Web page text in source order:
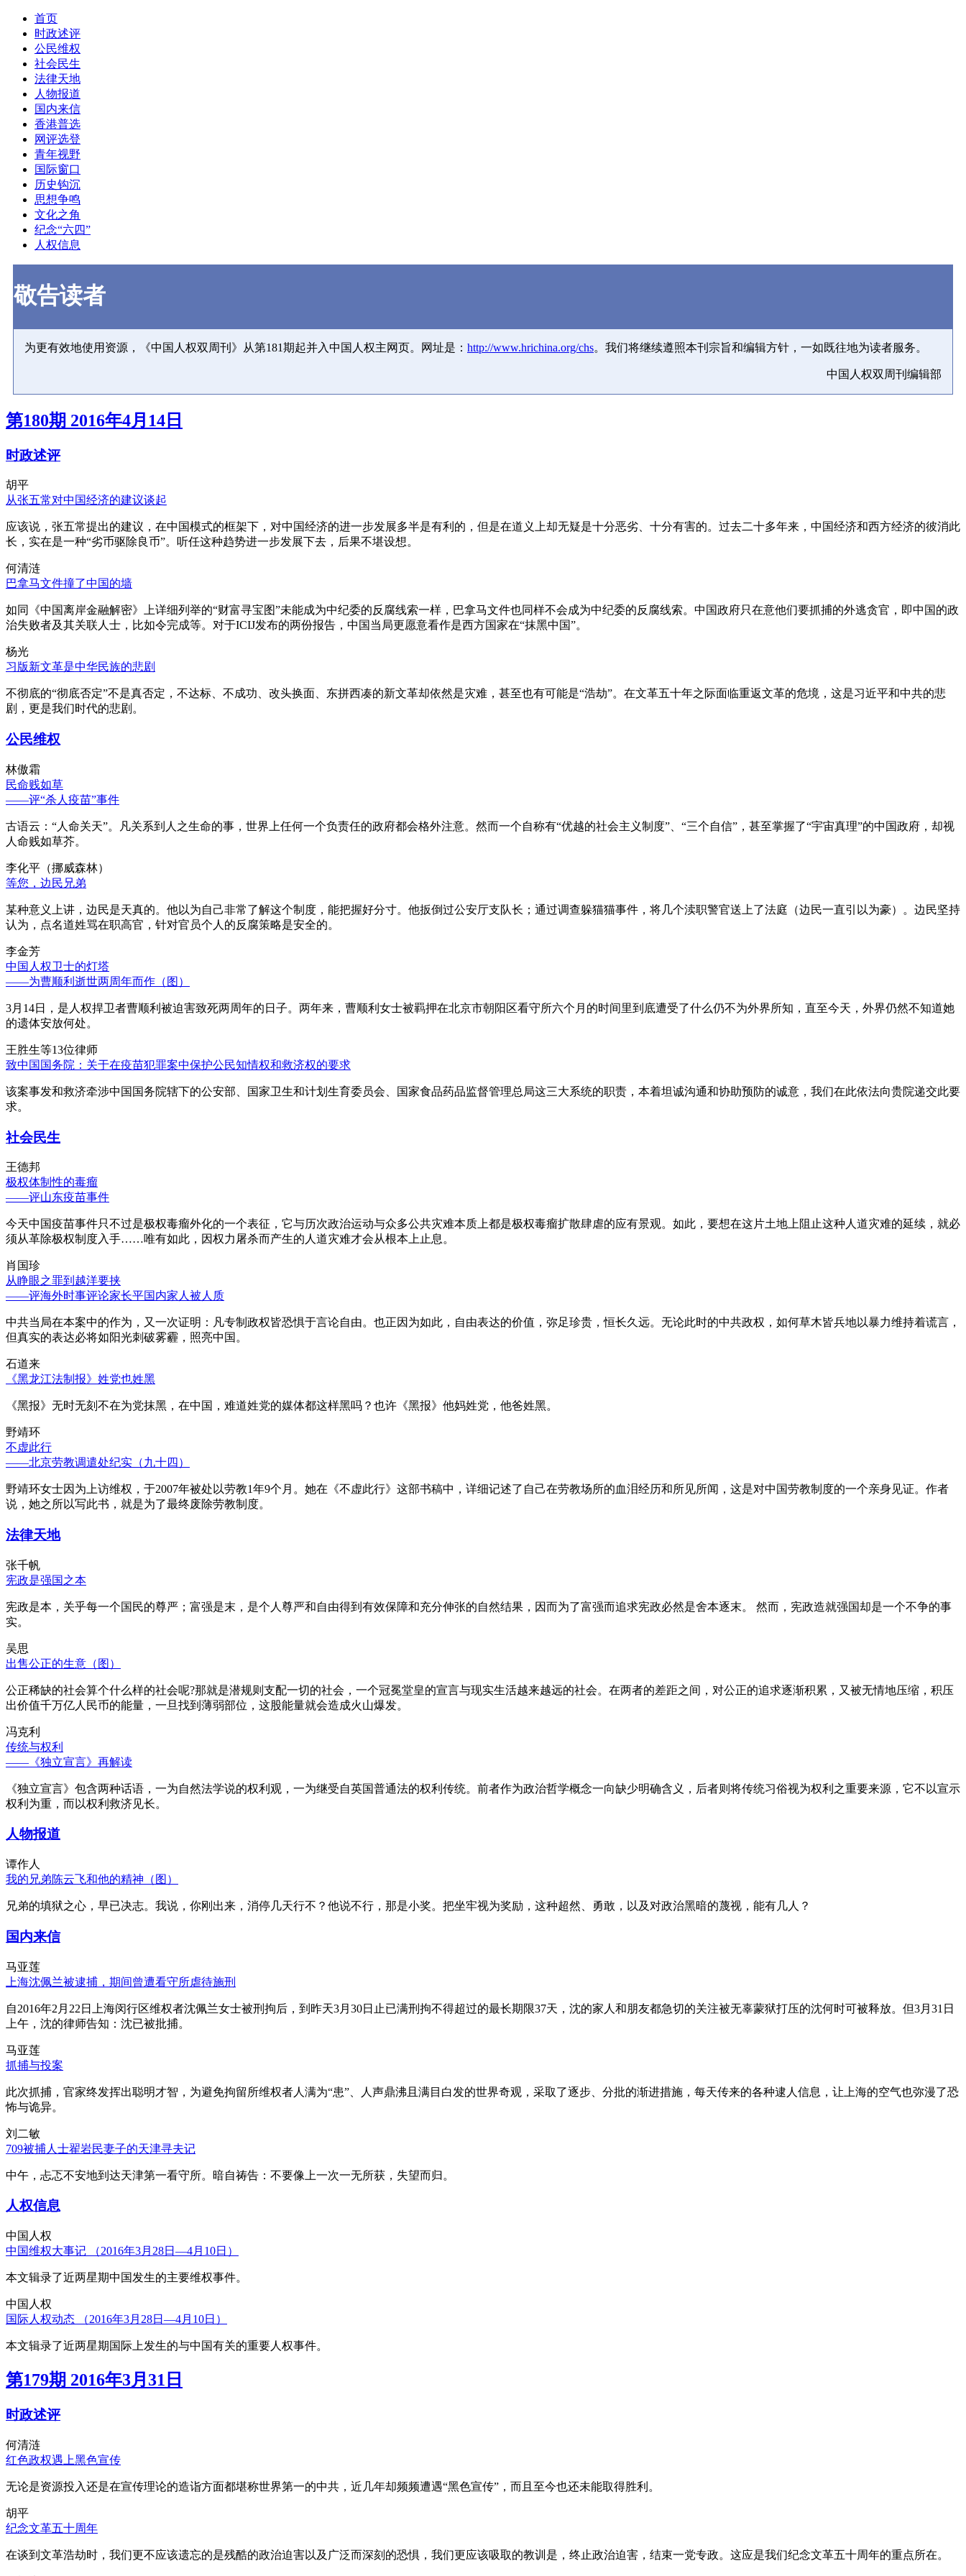
首页
时政述评
公民维权
社会民生
法律天地
人物报道
国内来信
香港普选
网评选登
青年视野
国际窗口
历史钩沉
思想争鸣
文化之角
纪念“六四”
人权信息
敬告读者
为更有效地使用资源，《中国人权双周刊》从第181期起并入中国人权主网页。网址是： http://www.hrichina.org/chs。我们将继续遵照本刊宗旨和编辑方针，一如既往地为读者服务。
中国人权双周刊编辑部
第180期 2016年4月14日
时政述评
胡平
从张五常对中国经济的建议谈起
应该说，张五常提出的建议，在中国模式的框架下，对中国经济的进一步发展多半是有利的，但是在道义上却无疑是十分恶劣、十分有害的。过去二十多年来，中国经济和西方经济的彼消此
长，实在是一种“劣币驱除良币”。听任这种趋势进一步发展下去，后果不堪设想。
何清涟
巴拿马文件撞了中国的墙
如同《中国离岸金融解密》上详细列举的“财富寻宝图”未能成为中纪委的反腐线索一样，巴拿马文件也同样不会成为中纪委的反腐线索。中国政府只在意他们要抓捕的外逃贪官，即中国的政
治失败者及其关联人士，比如令完成等。对于ICIJ发布的两份报告，中国当局更愿意看作是西方国家在“抹黑中国”。
杨光
习版新文革是中华民族的悲剧
不彻底的“彻底否定”不是真否定，不达标、不成功、改头换面、东拼西凑的新文革却依然是灾难，甚至也有可能是“浩劫”。在文革五十年之际面临重返文革的危境，这是习近平和中共的悲
剧，更是我们时代的悲剧。
公民维权
林傲霜
民命贱如草
——评“杀人疫苗”事件
古语云：“人命关天”。凡关系到人之生命的事，世界上任何一个负责任的政府都会格外注意。然而一个自称有“优越的社会主义制度”、“三个自信”，甚至掌握了“宇宙真理”的中国政府，却视
人命贱如草芥。
李化平（挪威森林）
等您，边民兄弟
某种意义上讲，边民是天真的。他以为自己非常了解这个制度，能把握好分寸。他扳倒过公安厅支队长；通过调查躲猫猫事件，将几个渎职警官送上了法庭（边民一直引以为豪）。边民坚持
认为，点名道姓骂在职高官，针对官员个人的反腐策略是安全的。
李金芳
中国人权卫士的灯塔
——为曹顺利逝世两周年而作（图）
3月14日，是人权捍卫者曹顺利被迫害致死两周年的日子。两年来，曹顺利女士被羁押在北京市朝阳区看守所六个月的时间里到底遭受了什么仍不为外界所知，直至今天，外界仍然不知道她
的遗体安放何处。
王胜生等13位律师
致中国国务院：关于在疫苗犯罪案中保护公民知情权和救济权的要求
该案事发和救济牵涉中国国务院辖下的公安部、国家卫生和计划生育委员会、国家食品药品监督管理总局这三大系统的职责，本着坦诚沟通和协助预防的诚意，我们在此依法向贵院递交此要
求。
社会民生
王德邦
极权体制性的毒瘤
——评山东疫苗事件
今天中国疫苗事件只不过是极权毒瘤外化的一个表征，它与历次政治运动与众多公共灾难本质上都是极权毒瘤扩散肆虐的应有景观。如此，要想在这片土地上阻止这种人道灾难的延续，就必
须从革除极权制度入手……唯有如此，因权力屠杀而产生的人道灾难才会从根本上止息。
肖国珍
从睁眼之罪到越洋要挟
——评海外时事评论家长平国内家人被人质
中共当局在本案中的作为，又一次证明：凡专制政权皆恐惧于言论自由。也正因为如此，自由表达的价值，弥足珍贵，恒长久远。无论此时的中共政权，如何草木皆兵地以暴力维持着谎言，
但真实的表达必将如阳光刺破雾霾，照亮中国。
石道来
《黑龙江法制报》姓党也姓黑
《黑报》无时无刻不在为党抹黑，在中国，难道姓党的媒体都这样黑吗？也许《黑报》他妈姓党，他爸姓黑。
野靖环
不虚此行
——北京劳教调遣处纪实（九十四）
野靖环女士因为上访维权，于2007年被处以劳教1年9个月。她在《不虚此行》这部书稿中，详细记述了自己在劳教场所的血泪经历和所见所闻，这是对中国劳教制度的一个亲身见证。作者
说，她之所以写此书，就是为了最终废除劳教制度。
法律天地
张千帆
宪政是强国之本
宪政是本，关乎每一个国民的尊严；富强是末，是个人尊严和自由得到有效保障和充分伸张的自然结果，因而为了富强而追求宪政必然是舍本逐末。 然而，宪政造就强国却是一个不争的事
实。
吴思
出售公正的生意（图）
公正稀缺的社会算个什么样的社会呢?那就是潜规则支配一切的社会，一个冠冕堂皇的宣言与现实生活越来越远的社会。在两者的差距之间，对公正的追求逐渐积累，又被无情地压缩，积压
出价值千万亿人民币的能量，一旦找到薄弱部位，这股能量就会造成火山爆发。
冯克利
传统与权利
——《独立宣言》再解读
《独立宣言》包含两种话语，一为自然法学说的权利观，一为继受自英国普通法的权利传统。前者作为政治哲学概念一向缺少明确含义，后者则将传统习俗视为权利之重要来源，它不以宣示
权利为重，而以权利救济见长。
人物报道
谭作人
我的兄弟陈云飞和他的精神（图）
兄弟的填狱之心，早已决志。我说，你刚出来，消停几天行不？他说不行，那是小奖。把坐牢视为奖励，这种超然、勇敢，以及对政治黑暗的蔑视，能有几人？
国内来信
马亚莲
上海沈佩兰被逮捕，期间曾遭看守所虐待施刑
自2016年2月22日上海闵行区维权者沈佩兰女士被刑拘后，到昨天3月30日止已满刑拘不得超过的最长期限37天，沈的家人和朋友都急切的关注被无辜蒙狱打压的沈何时可被释放。但3月31日
上午，沈的律师告知：沈已被批捕。
马亚莲
抓捕与投案
此次抓捕，官家终发挥出聪明才智，为避免拘留所维权者人满为“患”、人声鼎沸且满目白发的世界奇观，采取了逐步、分批的渐进措施，每天传来的各种逮人信息，让上海的空气也弥漫了恐
怖与诡异。
刘二敏
709被捕人士翟岩民妻子的天津寻夫记
中午，忐忑不安地到达天津第一看守所。暗自祷告：不要像上一次一无所获，失望而归。
人权信息
中国人权
中国维权大事记 （2016年3月28日—4月10日）
本文辑录了近两星期中国发生的主要维权事件。
中国人权
国际人权动态 （2016年3月28日—4月10日）
本文辑录了近两星期国际上发生的与中国有关的重要人权事件。
第179期 2016年3月31日
时政述评
何清涟
红色政权遇上黑色宣传
无论是资源投入还是在宣传理论的造诣方面都堪称世界第一的中共，近几年却频频遭遇“黑色宣传”，而且至今也还未能取得胜利。
胡平
纪念文革五十周年
在谈到文革浩劫时，我们更不应该遗忘的是残酷的政治迫害以及广泛而深刻的恐惧，我们更应该吸取的教训是，终止政治迫害，结束一党专政。这应是我们纪念文革五十周年的重点所在。